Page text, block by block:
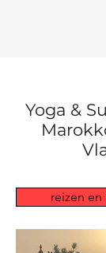
Yoga &
reizen